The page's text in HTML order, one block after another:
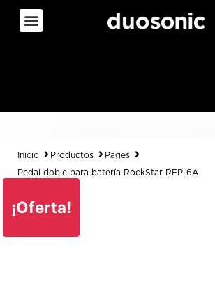
Inicio Productos Pages
Pedal doble para batería RockStar RFP-6A
¡Oferta!